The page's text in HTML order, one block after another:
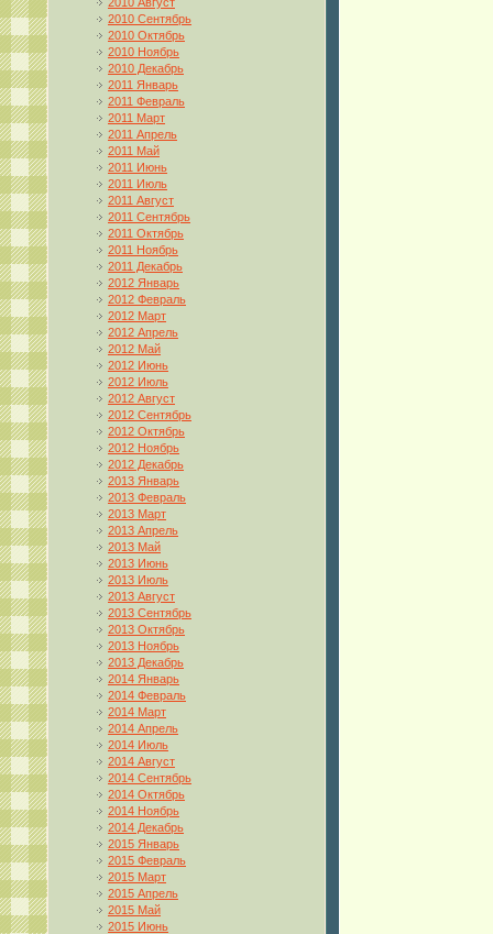
2010 Сентябрь
2010 Октябрь
2010 Ноябрь
2010 Декабрь
2011 Январь
2011 Февраль
2011 Март
2011 Апрель
2011 Май
2011 Июнь
2011 Июль
2011 Август
2011 Сентябрь
2011 Октябрь
2011 Ноябрь
2011 Декабрь
2012 Январь
2012 Февраль
2012 Март
2012 Апрель
2012 Май
2012 Июнь
2012 Июль
2012 Август
2012 Сентябрь
2012 Октябрь
2012 Ноябрь
2012 Декабрь
2013 Январь
2013 Февраль
2013 Март
2013 Апрель
2013 Май
2013 Июнь
2013 Июль
2013 Август
2013 Сентябрь
2013 Октябрь
2013 Ноябрь
2013 Декабрь
2014 Январь
2014 Февраль
2014 Март
2014 Апрель
2014 Июль
2014 Август
2014 Сентябрь
2014 Октябрь
2014 Ноябрь
2014 Декабрь
2015 Январь
2015 Февраль
2015 Март
2015 Апрель
2015 Май
2015 Июнь